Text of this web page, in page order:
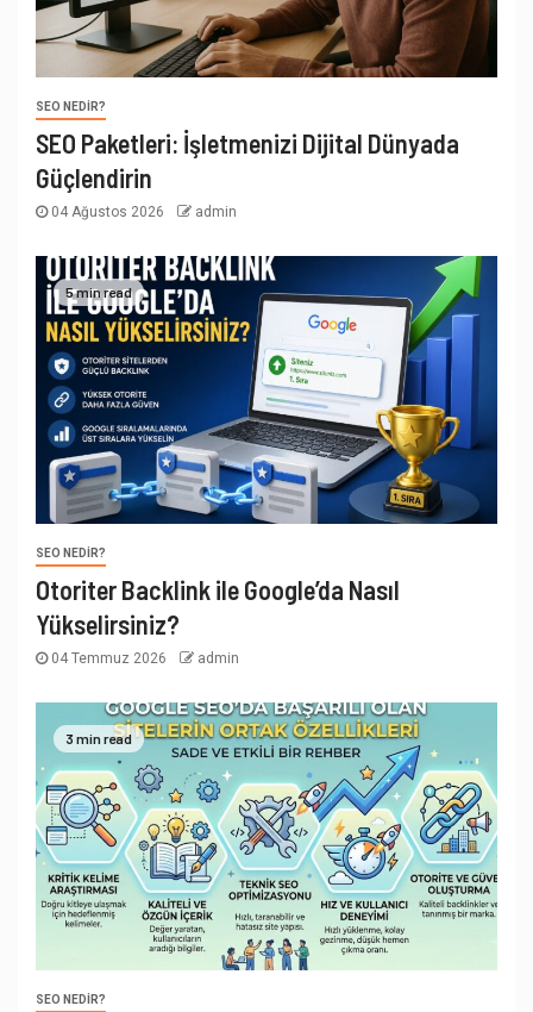
SEO NEDIR?
SEO Paketleri: İşletmenizi Dijital Dünyada
Güçlendirin
04 Ağustos 2026 admin
5 min read
SEO NEDIR?
Otoriter Backlink ile Google’da Nasıl
Yükselirsiniz?
04 Temmuz 2026 admin
3 min read
SEO NEDIR?